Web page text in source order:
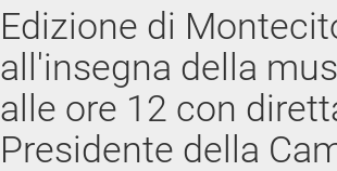
Edizione di
all'insegna della
alle ore 12 con
Presidente della